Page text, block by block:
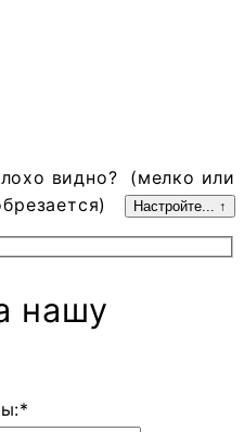
видно? (мелко или
Настройте... ↑
нашу